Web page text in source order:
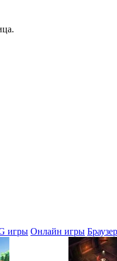
игры Онлайн игры